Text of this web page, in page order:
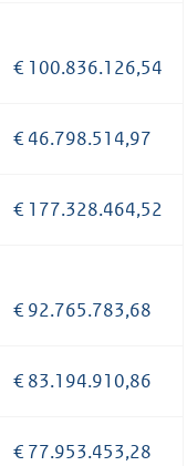
€ 100.836.126,54
€ 46.798.514,97
€ 177.328.464,52
€ 92.765.783,68
€ 83.194.910,86
€ 77.953.453,28